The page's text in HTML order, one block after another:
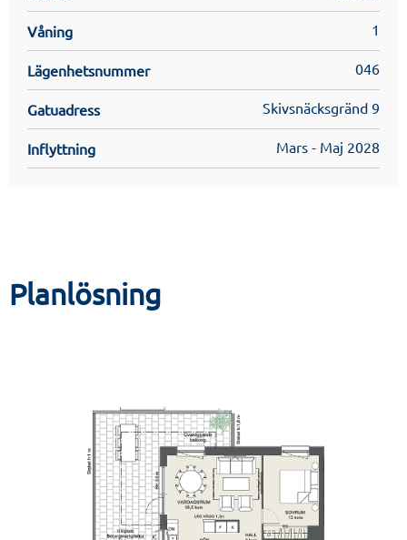
inredningskatalogen för mer detaljer. Dessa finns under
Filer & Länkar
Våning 1
Lägenhetsnummer 046
Gatuadress Skivsnäcksgränd 9
Inflyttning Mars - Maj 2028
Planlösning